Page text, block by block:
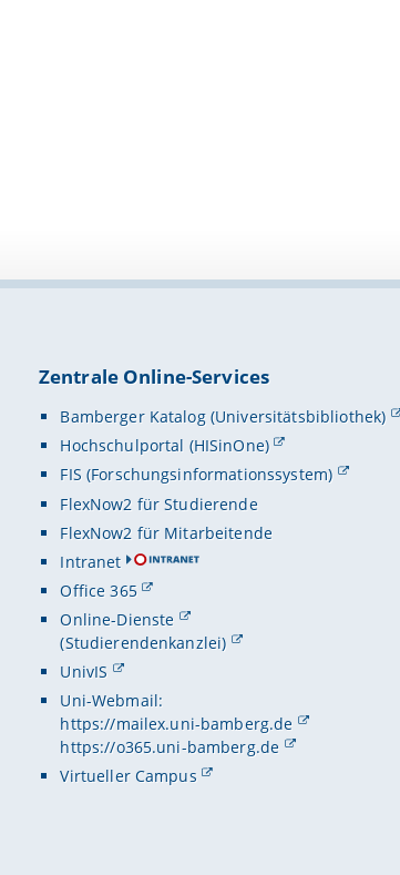
Zentrale Online-Services
Bamberger Katalog (Universitätsbibliothek)
Hochschulportal (HISinOne)
FIS (Forschungsinformationssystem)
FlexNow2 für Studierende
FlexNow2 für Mitarbeitende
Intranet
Office 365
Online-Dienste
(Studierendenkanzlei)
UnivIS
Uni-Webmail:
https://mailex.uni-bamberg.de
https://o365.uni-bamberg.de
Virtueller Campus